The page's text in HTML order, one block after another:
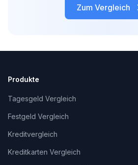
Zum Vergleich
Produkte
Tagesgeld Vergleich
Festgeld Vergleich
Kreditvergleich
Kreditkarten Vergleich